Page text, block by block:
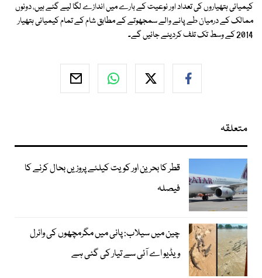
کیمیائی ہتھیاروں کی تعداد اور نوعیت کے بارے میں اندازے لگا لیے گئے ہیں، دونوں
ممالک کے درمیان طے پانے والے سمجھوتے کے مطابق شام کے تمام کیمیائی ہتھیار
2014 کے وسط تک تلف کردیئے جائیں گے۔
متعلقہ
قطر کا بحرین اور کویت کیلئے پروزیں بحال کرنے کا
فیصلہ
چین میں سیلاب: پانی میں مگرمچھوں کی وائرل
ویڈیو اے آئی سے تیار کی گئی ہے